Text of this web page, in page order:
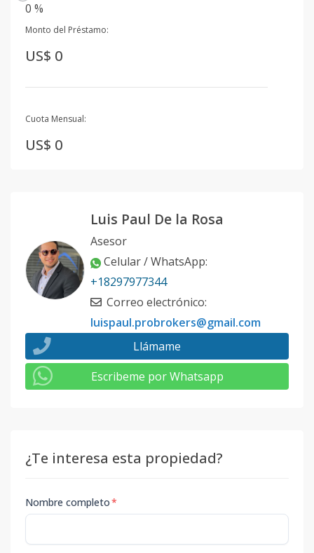
0 %
Monto del Préstamo:
US$ 0
Cuota Mensual:
US$ 0
Luis Paul De la Rosa
Asesor
Celular / WhatsApp:
+18297977344
Correo electrónico:
luispaul.probrokers@gmail.com
Llámame
Escribeme por Whatsapp
¿Te interesa esta propiedad?
Nombre completo*